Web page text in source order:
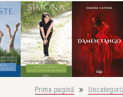
Prima pagină